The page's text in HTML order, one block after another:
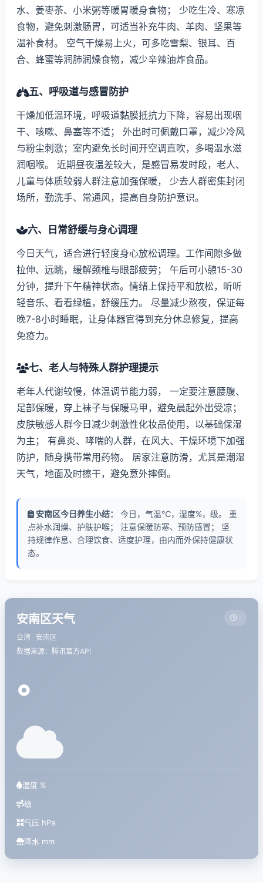
水、姜枣茶、小米粥等暖胃暖身食物； 少吃生冷、寒凉
食物，避免刺激肠胃，可适当补充牛肉、羊肉、坚果等
温补食材。 空气干燥易上火，可多吃雪梨、银耳、百
合、蜂蜜等润肺润燥食物，减少辛辣油炸食品。
五、呼吸道与感冒防护
干燥加低温环境，呼吸道黏膜抵抗力下降，容易出现咽
干、咳嗽、鼻塞等不适； 外出时可佩戴口罩，减少冷风
与粉尘刺激；室内避免长时间开空调直吹，多喝温水滋
润咽喉。 近期昼夜温差较大，是感冒易发时段，老人、
儿童与体质较弱人群注意加强保暖， 少去人群密集封闭
场所，勤洗手、常通风，提高自身防护意识。
六、日常舒缓与身心调理
今日天气，适合进行轻度身心放松调理。工作间隙多做
拉伸、远眺，缓解颈椎与眼部疲劳； 午后可小憩15-30
分钟，提升下午精神状态。情绪上保持平和放松，听听
轻音乐、看看绿植，舒缓压力。 尽量减少熬夜，保证每
晚7-8小时睡眠，让身体器官得到充分休息修复，提高
免疫力。
七、老人与特殊人群护理提示
老年人代谢较慢，体温调节能力弱， 一定要注意腰腹、
足部保暖，穿上袜子与保暖马甲，避免晨起外出受凉；
皮肤敏感人群今日减少刺激性化妆品使用，以基础保湿
为主； 有鼻炎、哮喘的人群，在风大、干燥环境下加强
防护，随身携带常用药物。 居家注意防滑，尤其是潮湿
天气，地面及时擦干，避免意外摔倒。
安南区今日养生小结：
今日，气温℃，湿度%，级。 重
点补水润燥、护肤护喉； 注意保暖防寒、预防感冒； 坚
持规律作息、合理饮食、适度护理，由内而外保持健康状
态。
安南区天气
台湾 · 安南区
数据来源：腾讯官方API
:
°
湿度 %
级
气压 hPa
降水 mm